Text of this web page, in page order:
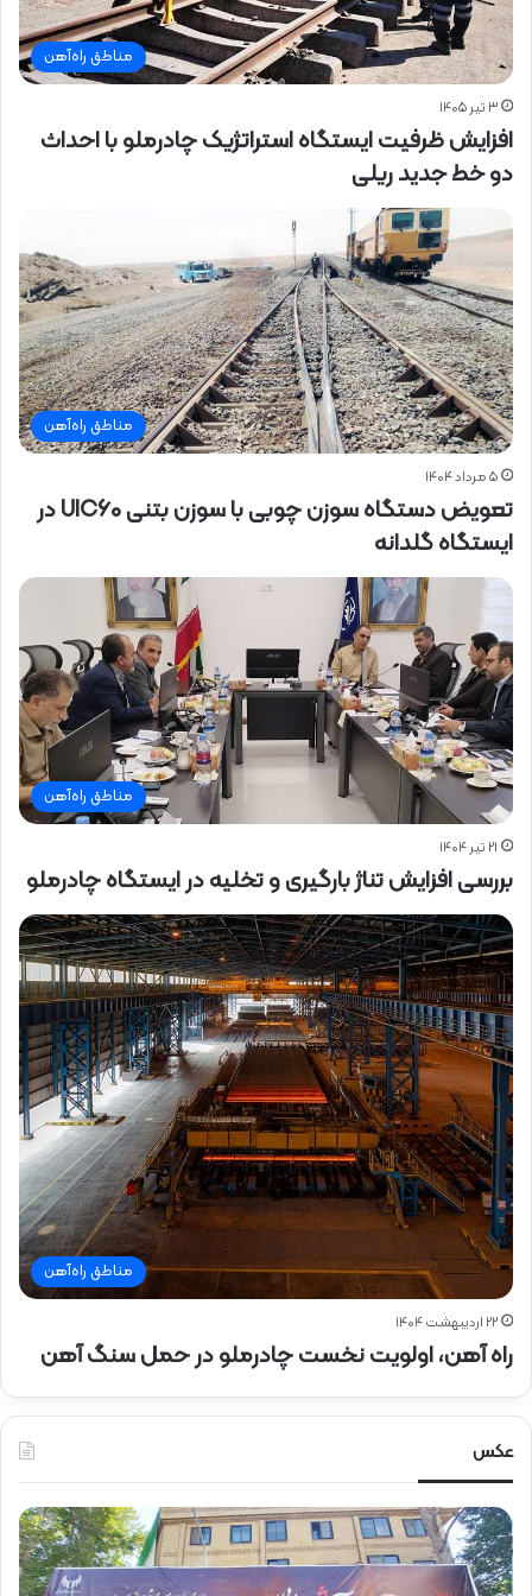
مناطق راه‌آهن
۳ تیر ۱۴۰۵
افزایش ظرفیت ایستگاه استراتژیک چادرملو با احداث
دو خط جدید ریلی
مناطق راه‌آهن
۵ مرداد ۱۴۰۴
تعویض دستگاه سوزن چوبی با سوزن بتنی UIC60 در
ایستگاه گلدانه
مناطق راه‌آهن
۲۱ تیر ۱۴۰۴
بررسی افزایش تناژ بارگیری و تخلیه در ایستگاه چادرملو
مناطق راه‌آهن
۲۲ اردیبهشت ۱۴۰۴
راه آهن، اولویت نخست چادرملو در حمل سنگ آهن
عکس
ح
ض
و